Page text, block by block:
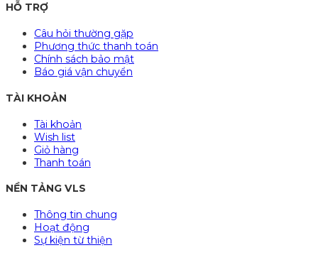
HỖ TRỢ
Câu hỏi thường gặp
Phương thức thanh toán
Chính sách bảo mật
Báo giá vận chuyển
TÀI KHOẢN
Tài khoản
Wish list
Giỏ hàng
Thanh toán
NỀN TẢNG VLS
Thông tin chung
Hoạt động
Sự kiện từ thiện